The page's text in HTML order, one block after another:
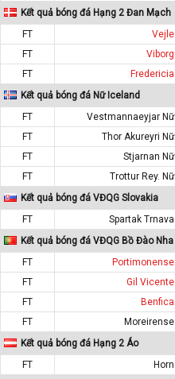
Kết quả bóng đá Hạng 2 Đan Mạch
FT
Vejle
FT
Viborg
FT
Fredericia
Kết quả bóng đá Nữ Iceland
FT
Vestmannaeyjar Nữ
FT
Thor Akureyri Nữ
FT
Stjarnan Nữ
FT
Trottur Rey. Nữ
Kết quả bóng đá VĐQG Slovakia
FT
Spartak Trnava
Kết quả bóng đá VĐQG Bồ Đào Nha
FT
Portimonense
FT
Gil Vicente
FT
Benfica
FT
Moreirense
Kết quả bóng đá Hạng 2 Áo
FT
Horn